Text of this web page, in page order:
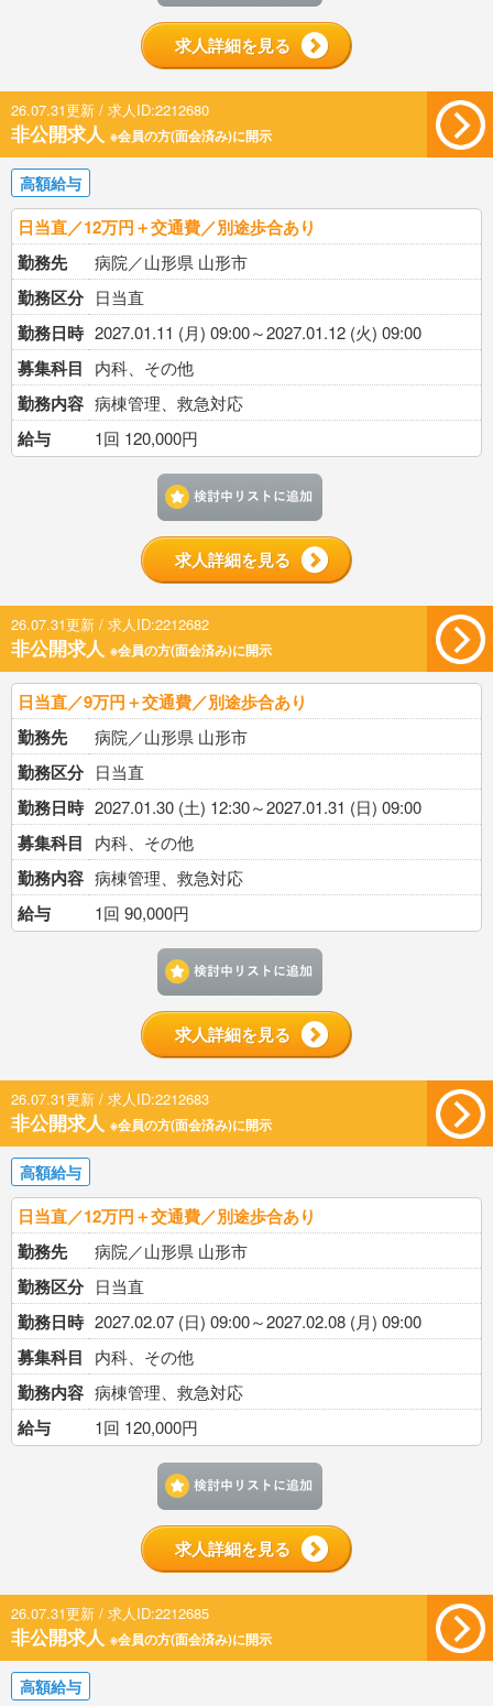
求人詳細を見る
26.07.31更新 / 求人ID:2212680
非公開求人 ※会員の方(面会済み)に開示
高額給与
日当直／12万円＋交通費／別途歩合あり
勤務先
病院／山形県 山形市
勤務区分 日当直
勤務日時 2027.01.11 (月) 09:00～2027.01.12 (火) 09:00
募集科目 内科、その他
勤務内容 病棟管理、救急対応
給与 1回 120,000円
求人詳細を見る
26.07.31更新 / 求人ID:2212682
非公開求人 ※会員の方(面会済み)に開示
日当直／9万円＋交通費／別途歩合あり
勤務先
病院／山形県 山形市
勤務区分 日当直
勤務日時 2027.01.30 (土) 12:30～2027.01.31 (日) 09:00
募集科目 内科、その他
勤務内容 病棟管理、救急対応
給与 1回 90,000円
求人詳細を見る
26.07.31更新 / 求人ID:2212683
非公開求人 ※会員の方(面会済み)に開示
高額給与
日当直／12万円＋交通費／別途歩合あり
勤務先
病院／山形県 山形市
勤務区分 日当直
勤務日時 2027.02.07 (日) 09:00～2027.02.08 (月) 09:00
募集科目 内科、その他
勤務内容 病棟管理、救急対応
給与 1回 120,000円
求人詳細を見る
26.07.31更新 / 求人ID:2212685
非公開求人 ※会員の方(面会済み)に開示
高額給与